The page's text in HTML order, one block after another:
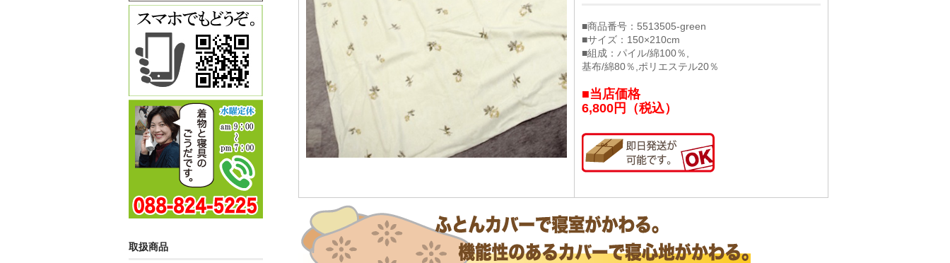
■商品番号：5513505-green
■サイズ：150×210cm
■組成：パイル/綿100％,
基布/綿80％,ポリエステル20％
■当店価格
6,800円（税込）
取扱商品